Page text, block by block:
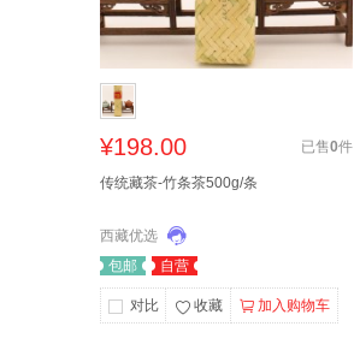
¥198.00 已售0件
传统藏茶-竹条茶500g/条
西藏优选
包邮
自营
对比 收藏 加入购物车